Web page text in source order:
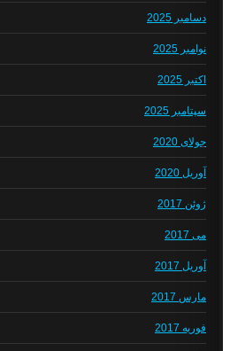
دسامبر 2025
نوامبر 2025
اکتبر 2025
سپتامبر 2025
جولای 2020
آوریل 2020
ژوئن 2017
می 2017
آوریل 2017
مارس 2017
فوریه 2017